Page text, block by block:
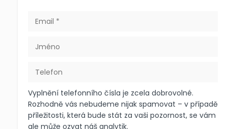
Vyplnění telefonního čísla je zcela dobrovolné.
Rozhodně vás nebudeme nijak spamovat – v případě
příležitosti, která bude stát za vaši pozornost, se vám
ale může ozvat náš analytik.